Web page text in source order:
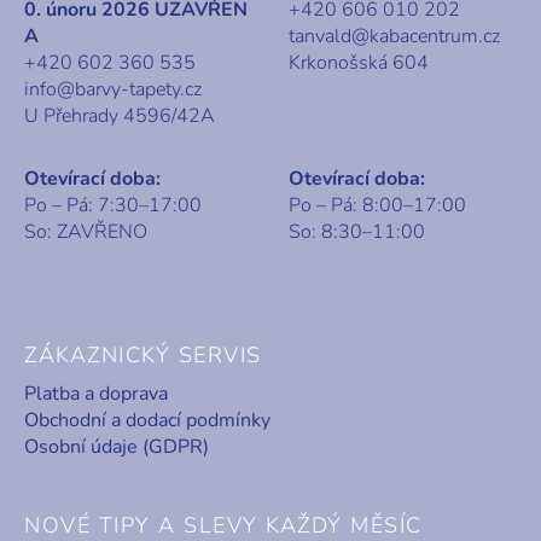
0. únoru 2026 UZAVŘEN
A
+420 602 360 535
info@barvy-tapety.cz
U Přehrady 4596/42A
+420 606 010 202
tanvald@kabacentrum.cz
Krkonošská 604
Otevírací doba:
Po – Pá: 7:30–17:00
So: ZAVŘENO
Otevírací doba:
Po – Pá: 8:00–17:00
So: 8:30–11:00
ZÁKAZNICKÝ SERVIS
Platba a doprava
Obchodní a dodací podmínky
Osobní údaje (GDPR)
NOVÉ TIPY A SLEVY KAŽDÝ MĚSÍC